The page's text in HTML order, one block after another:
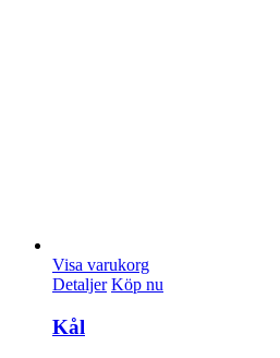
Visa varukorg
Detaljer Köp nu
Kål